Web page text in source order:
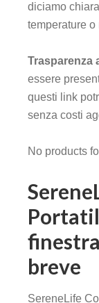
diciamo
temperature o
Trasparenza
essere
questi link
senza costi
No products
breve
SereneLife